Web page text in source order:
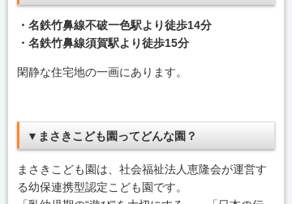
・名鉄竹鼻線不破一色駅より徒歩14分
・名鉄竹鼻線須賀駅より徒歩15分
閑静な住宅地の一画にあります。
▼まさきこども園ってどんな園？
まさきこども園は、社会福祉法人恵隆会が運営す
る幼保連携型認定こども園です。